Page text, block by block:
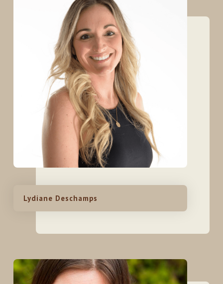
Lydiane Deschamps